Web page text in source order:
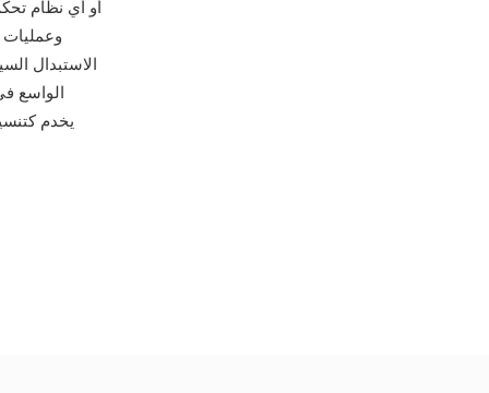
الاستبدال